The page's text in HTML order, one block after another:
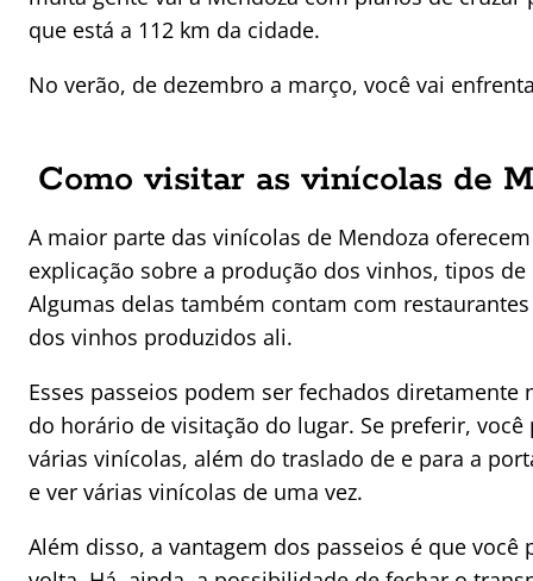
que está a 112 km da cidade.
No verão, de dezembro a março, você vai
Como visitar as vinícolas de
A maior parte das vinícolas de Mendoza
explicação sobre a produção dos vinhos, tipos
Algumas delas também contam com
dos vinhos produzidos ali.
Esses passeios podem ser fechados
do horário de visitação do lugar. Se preferir,
várias vinícolas, além do traslado de e para a
e ver várias vinícolas de uma vez.
Além disso, a vantagem dos passeios é que